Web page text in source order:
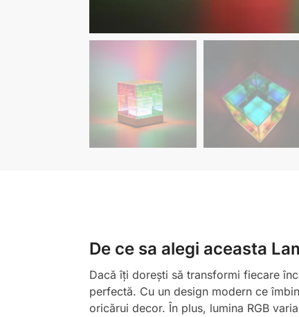
De ce sa alegi aceasta
Dacă îți dorești să transformi fiecare
perfectă. Cu un design modern ce
oricărui decor. În plus, lumina RGB